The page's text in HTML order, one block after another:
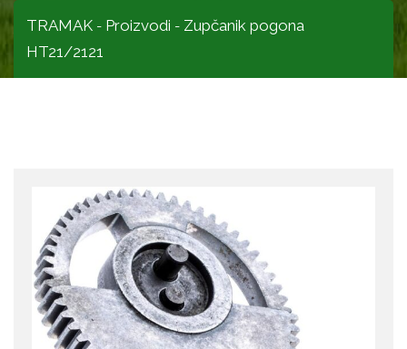
TRAMAK - Proizvodi - Zupčanik pogona
HT21/2121